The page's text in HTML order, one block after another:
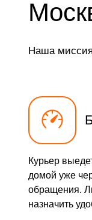
Замена
Замена
Замена
Сбор/Разбор
Замена
Замена
Наша миссия
Курьер
домой уже
обращения.
назначить